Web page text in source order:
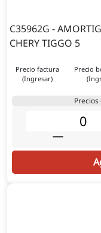
C35962G -
CHERY TIGGO 5
Precio factura
(Ingresar)
Precio